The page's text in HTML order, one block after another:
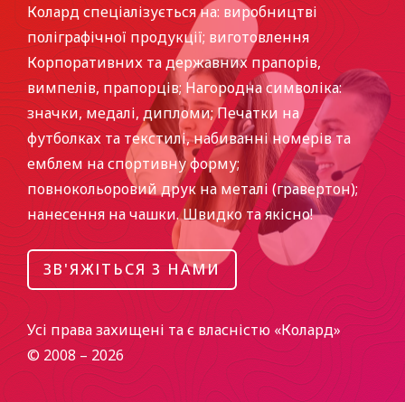
Колард спеціалізується на: виробництві
поліграфічної продукції; виготовлення
Корпоративних та державних прапорів,
вимпелів, прапорців; Нагородна символіка:
значки, медалі, дипломи; Печатки на
футболках та текстилі, набиванні номерів та
емблем на спортивну форму;
повнокольоровий друк на металі (гравертон);
нанесення на чашки. Швидко та якісно!
ЗВ'ЯЖІТЬСЯ З НАМИ
Усі права захищені та є власністю «Колард»
© 2008 – 2026